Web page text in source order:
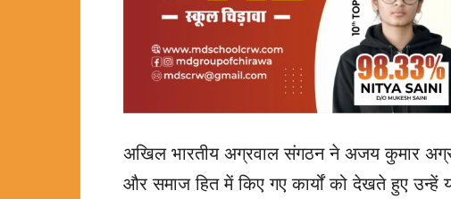
अखिल भारतीय अग्रवाल संगठन ने अजय कुमार
और समाज हित में किए गए कार्यों को देखते हुए उन्हें